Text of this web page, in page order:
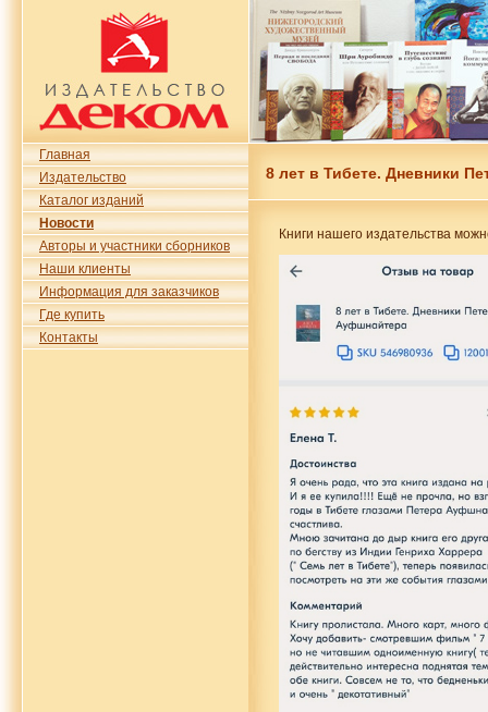
Главная
Издательство
Каталог изданий
Новости
Авторы и участники сборников
Наши клиенты
Информация для заказчиков
Где купить
Контакты
8 лет в Тибете. Дневники
Книги нашего издательства